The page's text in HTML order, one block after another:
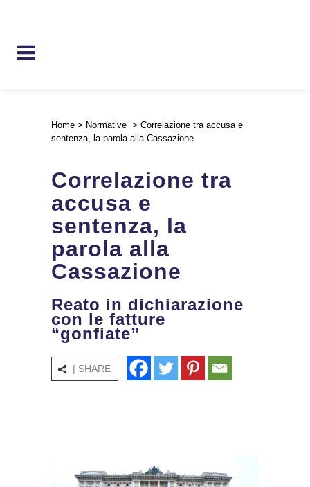
Home > Normative > Correlazione tra accusa e
sentenza, la parola alla Cassazione
Correlazione tra
accusa e
sentenza, la
parola alla
Cassazione
Reato in dichiarazione
con le fatture
“gonfiate”
| SHARE